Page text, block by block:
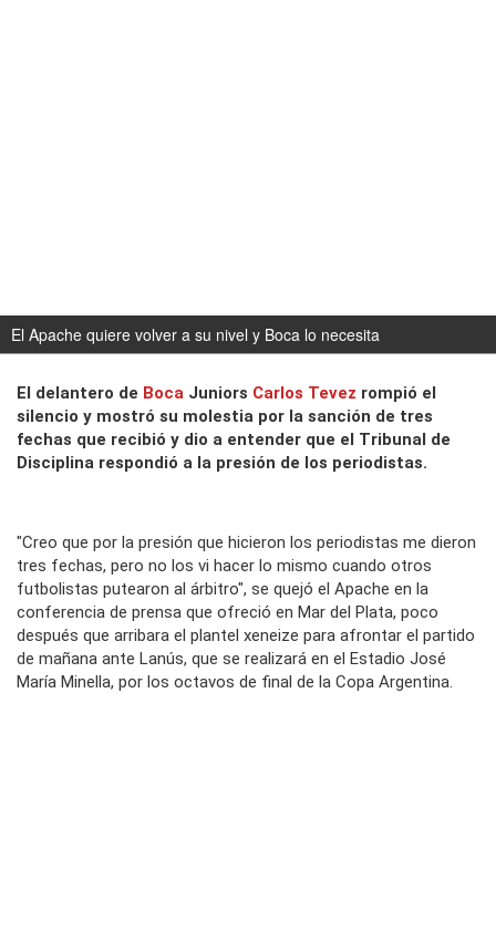
El Apache quiere volver a su nivel y Boca lo necesita
El delantero de Boca Juniors Carlos Tevez rompió el
silencio y mostró su molestia por la sanción de tres
fechas que recibió y dio a entender que el Tribunal de
Disciplina respondió a la presión de los periodistas.
"Creo que por la presión que hicieron los periodistas me dieron
tres fechas, pero no los vi hacer lo mismo cuando otros
futbolistas putearon al árbitro", se quejó el Apache en la
conferencia de prensa que ofreció en Mar del Plata, poco
después que arribara el plantel xeneize para afrontar el partido
de mañana ante Lanús, que se realizará en el Estadio José
María Minella, por los octavos de final de la Copa Argentina.